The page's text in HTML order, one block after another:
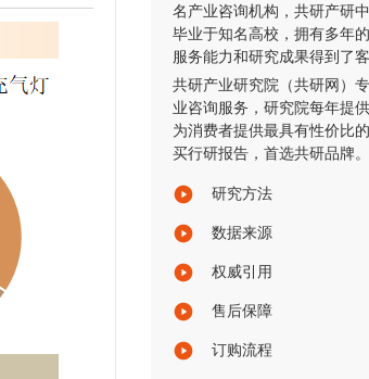
名产业咨询机构，共研产研
毕业于知名高校，拥有多年
服务能力和研究成果得到了
共研产业研究院（共研网）
业咨询服务，研究院每年提
为消费者提供最具有性价比
买行研报告，首选共研品牌。
研究方法
数据来源
权威引用
售后保障
订购流程